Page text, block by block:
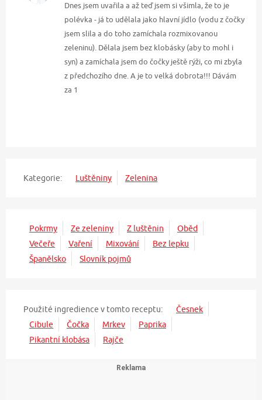
Dnes jsem uvařila a až teď jsem si všimla, že to je
polévka - já to udělala jako hlavní jídlo (vodu z čočky
jsem slila a do toho zamíchala rozmixovanou
zeleninu). Dělala jsem bez klobásky (aby to mohl i
syn) a zamíchala jsem do čočky ještě rýži, co mi zbyla
z předchozího dne. A je to velká dobrota!!! Dávám
za 1
Kategorie: Luštěniny Zelenina
Pokrmy Ze zeleniny Z luštěnin
Oběd
Večeře
Vaření Mixování
Bez lepku
Španělsko
Slovník pojmů
Použité ingredience v tomto receptu:
Česnek
Cibule
Čočka Mrkev
Paprika
Pikantní klobása
Rajče